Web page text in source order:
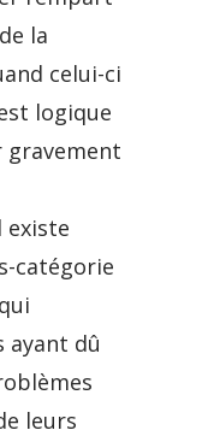
la
celui-ci
logique
gravement
existe
catégorie
ayant dû
leurs